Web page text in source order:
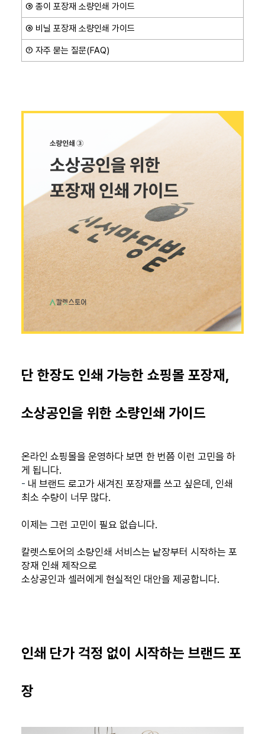
⑤ 종이 포장재 소량인쇄 가이드
⑥ 비닐 포장재 소량인쇄 가이드
⑦ 자주 묻는 질문(FAQ)
단 한장도 인쇄 가능한 쇼핑몰 포장재,
소상공인을 위한 소량인쇄 가이드
온라인 쇼핑몰을 운영하다 보면 한 번쯤 이런 고민을 하
게 됩니다.
- 내 브랜드 로고가 새겨진 포장재를 쓰고 싶은데, 인쇄
최소 수량이 너무 많다.
이제는 그런 고민이 필요 없습니다.
칼렛스토어의 소량인쇄 서비스는 낱장부터 시작하는 포
장재 인쇄 제작으로
소상공인과 셀러에게 현실적인 대안을 제공합니다.
인쇄 단가 걱정 없이 시작하는 브랜드 포
장